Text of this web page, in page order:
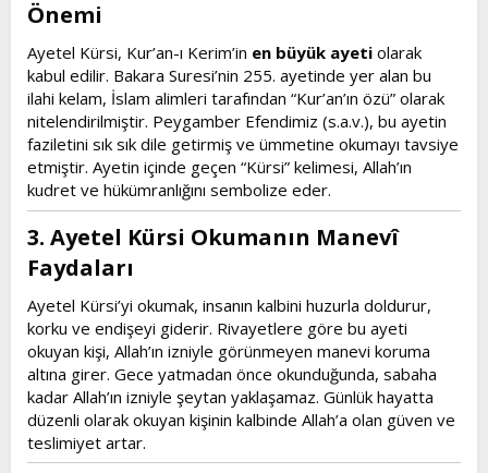
Önemi​
Ayetel Kürsi, Kur’an-ı Kerim’in en büyük ayeti olarak
kabul edilir. Bakara Suresi’nin 255. ayetinde yer alan bu
ilahi kelam, İslam alimleri tarafından “Kur’an’ın özü” olarak
nitelendirilmiştir. Peygamber Efendimiz (s.a.v.), bu ayetin
faziletini sık sık dile getirmiş ve ümmetine okumayı tavsiye
etmiştir. Ayetin içinde geçen “Kürsi” kelimesi, Allah’ın
kudret ve hükümranlığını sembolize eder.
3. Ayetel Kürsi Okumanın Manevî
Faydaları​
Ayetel Kürsi’yi okumak, insanın kalbini huzurla doldurur,
korku ve endişeyi giderir. Rivayetlere göre bu ayeti
okuyan kişi, Allah’ın izniyle görünmeyen manevi koruma
altına girer. Gece yatmadan önce okunduğunda, sabaha
kadar Allah’ın izniyle şeytan yaklaşamaz. Günlük hayatta
düzenli olarak okuyan kişinin kalbinde Allah’a olan güven ve
teslimiyet artar.